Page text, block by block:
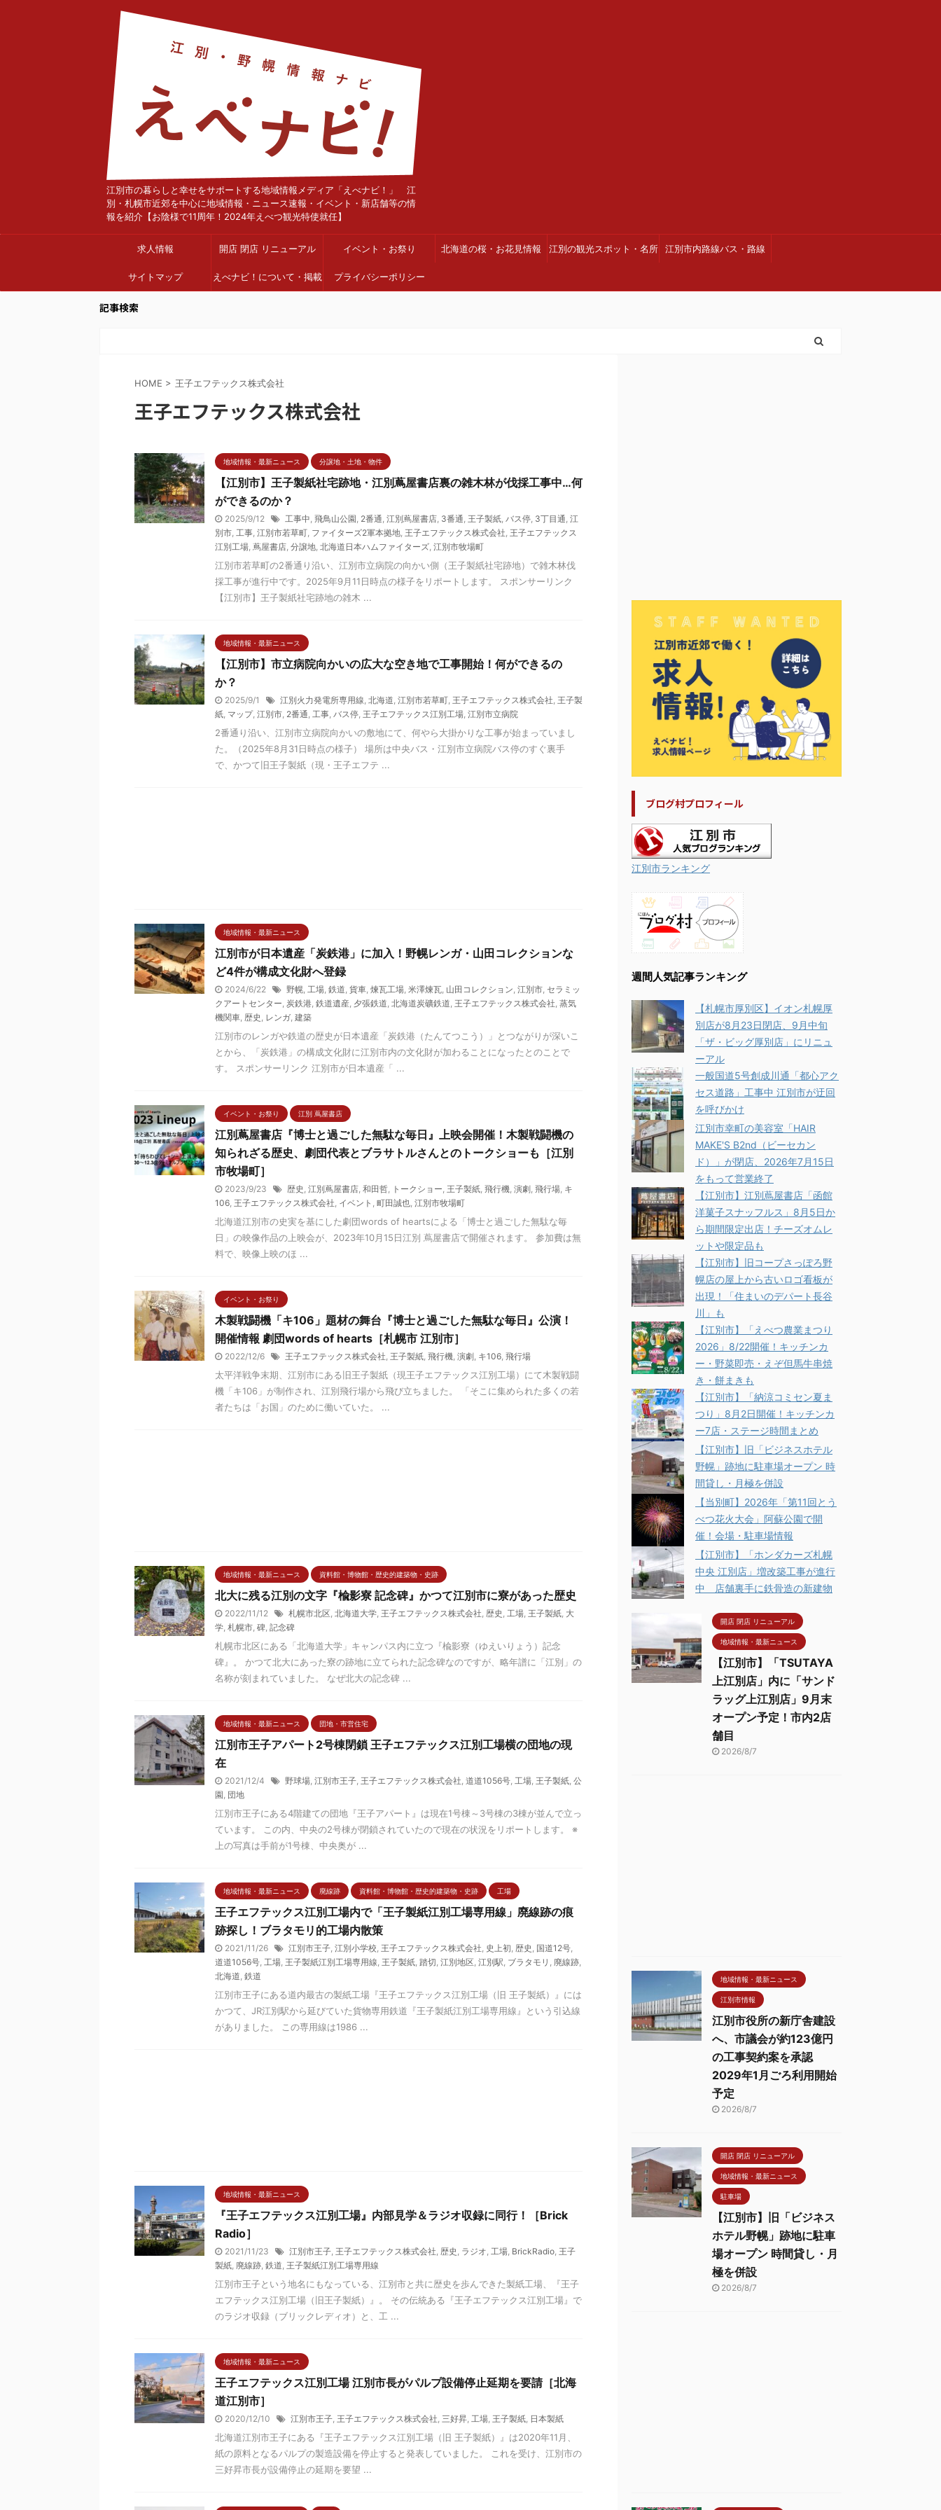
江別市の暮らしと幸せをサポートする地域情報メディア「えべナビ！」 江
別・札幌市近郊を中心に地域情報・ニュース速報・イベント・新店舗等の情
報を紹介【お陰様で11周年！2024年えべつ観光特使就任】
求人情報 開店 閉店 リニューアル イベント・お祭り 北海道の桜・お花見情報 江別の観光スポット・名所 江別市内路線バス・路線
サイトマップ えべナビ！について・掲載 プライバシーポリシー
記事検索
HOME > 王子エフテックス株式会社
王子エフテックス株式会社
地域情報・最新ニュース 分譲地・土地・物件
【江別市】王子製紙社宅跡地・江別蔦屋書店裏の雑木林が伐採工事中…何
ができるのか？
2025/9/12 工事中, 飛鳥山公園, 2番通, 江別蔦屋書店, 3番通, 王子製紙, バス停, 3丁目通, 江
別市, 工事, 江別市若草町, ファイターズ2軍本拠地, 王子エフテックス株式会社, 王子エフテックス
江別工場, 蔦屋書店, 分譲地, 北海道日本ハムファイターズ, 江別市牧場町
江別市若草町の2番通り沿い、江別市立病院の向かい側（王子製紙社宅跡地）で雑木林伐
採工事が進行中です。2025年9月11日時点の様子をリポートします。 スポンサーリンク
【江別市】王子製紙社宅跡地の雑木 ...
地域情報・最新ニュース
【江別市】市立病院向かいの広大な空き地で工事開始！何ができるの
か？
2025/9/1 江別火力発電所専用線, 北海道, 江別市若草町, 王子エフテックス株式会社, 王子製
紙, マップ, 江別市, 2番通, 工事, バス停, 王子エフテックス江別工場, 江別市立病院
2番通り沿い、江別市立病院向かいの敷地にて、何やら大掛かりな工事が始まっていまし
た。（2025年8月31日時点の様子） 場所は中央バス・江別市立病院バス停のすぐ裏手
で、かつて旧王子製紙（現・王子エフテ ...
地域情報・最新ニュース
江別市が日本遺産「炭鉄港」に加入！野幌レンガ・山田コレクションな
ど4件が構成文化財へ登録
2024/6/22 野幌, 工場, 鉄道, 貨車, 煉瓦工場, 米澤煉瓦, 山田コレクション, 江別市, セラミッ
クアートセンター, 炭鉄港, 鉄道遺産, 夕張鉄道, 北海道炭礦鉄道, 王子エフテックス株式会社, 蒸気
機関車, 歴史 , レンガ, 建築
江別市のレンガや鉄道の歴史が日本遺産「炭鉄港（たんてつこう）」とつながりが深いこ
とから、「炭鉄港」の構成文化財に江別市内の文化財が加わることになったとのことで
す。 スポンサーリンク 江別市が日本遺産「 ...
イベント・お祭り 江別 蔦屋書店
江別蔦屋書店『博士と過ごした無駄な毎日』上映会開催！木製戦闘機の
知られざる歴史、劇団代表とブラサトルさんとのトークショーも［江別
市牧場町］
2023/9/23 歴史 , 江別蔦屋書店, 和田哲, トークショー, 王子製紙, 飛行機, 演劇, 飛行場, キ
106, 王子エフテックス株式会社, イベント , 町田誠也, 江別市牧場町
北海道江別市の史実を基にした劇団words of heartsによる「博士と過ごした無駄な毎
日」の映像作品の上映会が、2023年10月15日江別 蔦屋書店で開催されます。 参加費は無
料で、映像上映のほ ...
イベント・お祭り
木製戦闘機「キ106」題材の舞台『博士と過ごした無駄な毎日』公演！
開催情報 劇団words of hearts［札幌市 江別市］
2022/12/6 王子エフテックス株式会社, 王子製紙, 飛行機, 演劇, キ106, 飛行場
太平洋戦争末期、江別市にある旧王子製紙（現王子エフテックス江別工場）にて木製戦闘
機「キ106」が制作され、江別飛行場から飛び立ちました。 「そこに集められた多くの若
者たちは「お国」のために働いていた。 ...
地域情報・最新ニュース 資料館・博物館・歴史的建築物・史跡
北大に残る江別の文字『楡影寮 記念碑』かつて江別市に寮があった歴史
2022/11/12 札幌市北区, 北海道大学, 王子エフテックス株式会社, 歴史 , 工場, 王子製紙, 大
学, 札幌市, 碑, 記念碑
札幌市北区にある「北海道大学」キャンパス内に立つ『楡影寮（ゆえいりょう）記念
碑』。 かつて北大にあった寮の跡地に立てられた記念碑なのですが、略年譜に「江別」の
名称が刻まれていました。 なぜ北大の記念碑 ...
地域情報・最新ニュース 団地・市営住宅
江別市王子アパート2号棟閉鎖 王子エフテックス江別工場横の団地の現
在
2021/12/4 野球場, 江別市王子, 王子エフテックス株式会社, 道道1056号, 工場, 王子製紙, 公
園, 団地
江別市王子にある4階建ての団地『王子アパート』は現在1号棟～3号棟の3棟が並んで立っ
ています。 この内、中央の2号棟が閉鎖されていたので現在の状況をリポートします。 ※
上の写真は手前が1号棟、中央奥が ...
地域情報・最新ニュース 廃線跡 資料館・博物館・歴史的建築物・史跡 工場
王子エフテックス江別工場内で「王子製紙江別工場専用線」廃線跡の痕
跡探し！ブラタモリ的工場内散策
2021/11/26 江別市王子, 江別小学校, 王子エフテックス株式会社, 史上初, 歴史 , 国道12号,
道道1056号, 工場, 王子製紙江別工場専用線, 王子製紙, 踏切, 江別地区, 江別駅, ブラタモリ , 廃線跡,
北海道, 鉄道
江別市王子にある道内最古の製紙工場『王子エフテックス江別工場（旧 王子製紙）』には
かつて、JR江別駅から延びていた貨物専用鉄道『王子製紙江別工場専用線』という引込線
がありました。 この専用線は1986 ...
地域情報・最新ニュース
『王子エフテックス江別工場』内部見学＆ラジオ収録に同行！［Brick
Radio］
2021/11/23 江別市王子, 王子エフテックス株式会社, 歴史 , ラジオ, 工場, BrickRadio, 王子
製紙, 廃線跡, 鉄道, 王子製紙江別工場専用線
江別市王子という地名にもなっている、江別市と共に歴史を歩んできた製紙工場、『王子
エフテックス江別工場（旧王子製紙）』。 その伝統ある『王子エフテックス江別工場』で
のラジオ収録（ブリックレディオ）と、工 ...
地域情報・最新ニュース
王子エフテックス江別工場 江別市長がパルプ設備停止延期を要請［北海
道江別市］
2020/12/10 江別市王子, 王子エフテックス株式会社, 三好昇, 工場, 王子製紙, 日本製紙
北海道江別市王子にある『王子エフテックス江別工場（旧 王子製紙）』は2020年11月、
紙の原料となるパルプの製造設備を停止すると発表していました。 これを受け、江別市の
三好昇市長が設備停止の延期を要望 ...
ブログ村プロフィール
江別市ランキング
週間人気記事ランキング
【札幌市厚別区】イオン札幌厚
別店が8月23日閉店、9月中旬
「ザ・ビッグ厚別店」にリニュ
ーアル
一般国道5号創成川通「都心アク
セス道路」工事中 江別市が迂回
を呼びかけ
江別市幸町の美容室「HAIR
MAKE'S B2nd（ビーセカン
ド）」が閉店、2026年7月15日
をもって営業終了
【江別市】江別蔦屋書店「函館
洋菓子スナッフルス」8月5日か
ら期間限定出店！チーズオムレ
ットや限定品も
【江別市】旧コープさっぽろ野
幌店の屋上から古いロゴ看板が
出現！「住まいのデパート長谷
川」も
【江別市】「えべつ農業まつり
2026」8/22開催！キッチンカ
ー・野菜即売・えぞ但馬牛串焼
き・餅まきも
【江別市】「納涼コミセン夏ま
つり」8月2日開催！キッチンカ
ー7店・ステージ時間まとめ
【江別市】旧「ビジネスホテル
野幌」跡地に駐車場オープン 時
間貸し・月極を併設
【当別町】2026年「第11回とう
べつ花火大会」阿蘇公園で開
催！会場・駐車場情報
【江別市】「ホンダカーズ札幌
中央 江別店」増改築工事が進行
中 店舗裏手に鉄骨造の新建物
開店 閉店 リニューアル
地域情報・最新ニュース
【江別市】「TSUTAYA
上江別店」内に「サンド
ラッグ上江別店」9月末
オープン予定！市内2店
舗目
2026/8/7
地域情報・最新ニュース
江別市情報
江別市役所の新庁舎建設
へ、市議会が約123億円
の工事契約案を承認
2029年1月ごろ利用開始
予定
2026/8/7
開店 閉店 リニューアル
地域情報・最新ニュース
駐車場
【江別市】旧「ビジネス
ホテル野幌」跡地に駐車
場オープン 時間貸し・月
極を併設
2026/8/7